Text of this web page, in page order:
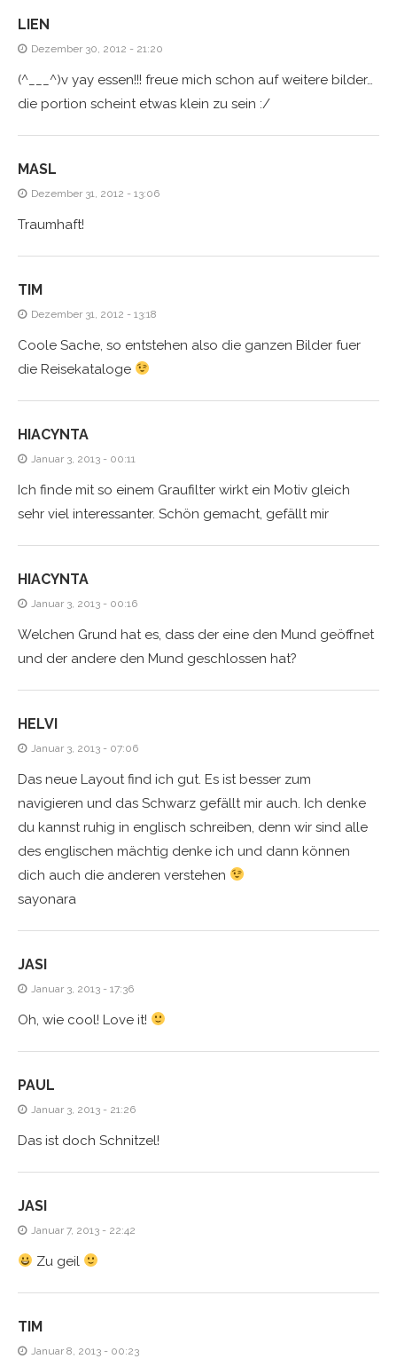
LIEN
Dezember 30, 2012 - 21:20
(^___^)v yay essen!!! freue mich schon auf weitere bilder…
die portion scheint etwas klein zu sein :/
MASL
Dezember 31, 2012 - 13:06
Traumhaft!
TIM
Dezember 31, 2012 - 13:18
Coole Sache, so entstehen also die ganzen Bilder fuer
die Reisekataloge
HIACYNTA
Januar 3, 2013 - 00:11
Ich finde mit so einem Graufilter wirkt ein Motiv gleich
sehr viel interessanter. Schön gemacht, gefällt mir
HIACYNTA
Januar 3, 2013 - 00:16
Welchen Grund hat es, dass der eine den Mund geöffnet
und der andere den Mund geschlossen hat?
HELVI
Januar 3, 2013 - 07:06
Das neue Layout find ich gut. Es ist besser zum
navigieren und das Schwarz gefällt mir auch. Ich denke
du kannst ruhig in englisch schreiben, denn wir sind alle
des englischen mächtig denke ich und dann können
dich auch die anderen verstehen
sayonara
JASI
Januar 3, 2013 - 17:36
Oh, wie cool! Love it!
PAUL
Januar 3, 2013 - 21:26
Das ist doch Schnitzel!
JASI
Januar 7, 2013 - 22:42
Zu geil
TIM
Januar 8, 2013 - 00:23